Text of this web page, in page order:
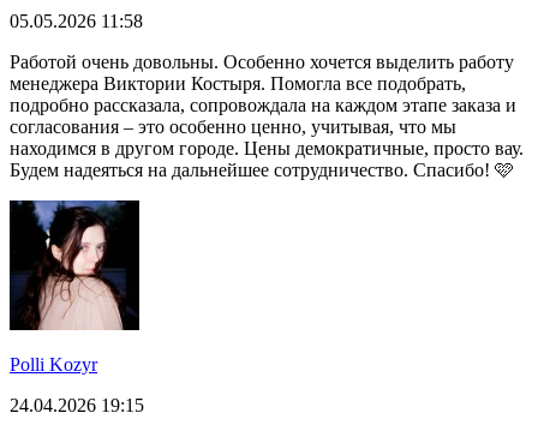
05.05.2026 11:58
Работой очень довольны. Особенно хочется выделить работу
менеджера Виктории Костыря. Помогла все подобрать,
подробно рассказала, сопровождала на каждом этапе заказа и
согласования – это особенно ценно, учитывая, что мы
находимся в другом городе. Цены демократичные, просто вау.
Будем надеяться на дальнейшее сотрудничество. Спасибо! 🩷
Polli Kozyr
24.04.2026 19:15